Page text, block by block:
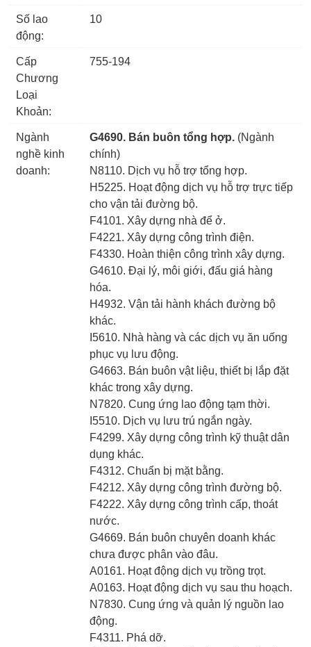
Số lao
động:
10
Cấp
Chương
Loại
Khoản:
755-194
Ngành
nghề kinh
doanh:
G4690. Bán buôn tổng hợp.(Ngành
chính)
N8110. Dịch vụ hỗ trợ tổng hợp.
H5225. Hoạt động dịch vụ hỗ trợ trực tiếp
cho vận tải đường bộ.
F4101. Xây dựng nhà để ở.
F4221. Xây dựng công trình điện.
F4330. Hoàn thiện công trình xây dựng.
G4610. Đại lý, môi giới, đấu giá hàng
hóa.
H4932. Vận tải hành khách đường bộ
khác.
I5610. Nhà hàng và các dịch vụ ăn uống
phục vụ lưu động.
G4663. Bán buôn vật liệu, thiết bị lắp đặt
khác trong xây dựng.
N7820. Cung ứng lao động tạm thời.
I5510. Dịch vụ lưu trú ngắn ngày.
F4299. Xây dựng công trình kỹ thuật dân
dụng khác.
F4312. Chuẩn bị mặt bằng.
F4212. Xây dựng công trình đường bộ.
F4222. Xây dựng công trình cấp, thoát
nước.
G4669. Bán buôn chuyên doanh khác
chưa được phân vào đâu.
A0161. Hoạt động dịch vụ trồng trọt.
A0163. Hoạt động dịch vụ sau thu hoạch.
N7830. Cung ứng và quản lý nguồn lao
động.
F4311. Phá dỡ.